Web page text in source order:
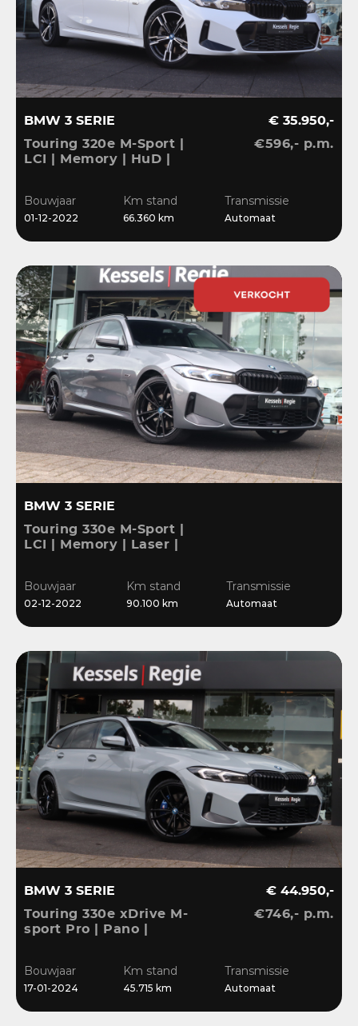
BMW 3 SERIE
Touring 320e M-Sport |
LCI | Memory | HuD |
Stoelverwarming
€ 35.950,-
€596,- p.m.
Bouwjaar
01-12-2022
Km stand
66.360 km
Transmissie
Automaat
BMW 3 SERIE
Touring 330e M-Sport |
LCI | Memory | Laser |
Camera
Bouwjaar
02-12-2022
Km stand
90.100 km
Transmissie
Automaat
BMW 3 SERIE
Touring 330e xDrive M-
sport Pro | Pano |
Ambient | Sensoren
€ 44.950,-
€746,- p.m.
Bouwjaar
17-01-2024
Km stand
45.715 km
Transmissie
Automaat